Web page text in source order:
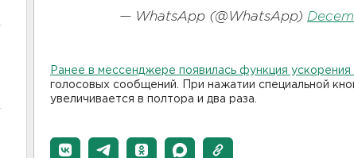
— WhatsApp (@WhatsApp)
Ранее в мессенджере появилась функция ускорения
голосовых сообщений. При нажатии специальной
увеличивается в полтора и два раза.